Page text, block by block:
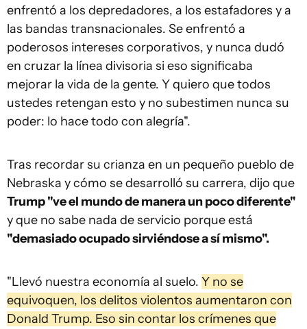
enfrentó a los depredadores, a los estafadores y a
las bandas transnacionales. Se enfrentó a
poderosos intereses corporativos, y nunca dudó
en cruzar la línea divisoria si eso significaba
mejorar la vida de la gente. Y quiero que todos
ustedes retengan esto y no subestimen nunca su
poder: lo hace todo con alegría".
Tras recordar su crianza en un pequeño pueblo de
Nebraska y cómo se desarrolló su carrera, dijo que
Trump "ve el mundo de manera un poco diferente"
y que no sabe nada de servicio porque está
"demasiado ocupado sirviéndose a sí mismo".
"Llevó nuestra economía al suelo. Y no se
equivoquen, los delitos violentos aumentaron con
Donald Trump. Eso sin contar los crímenes que